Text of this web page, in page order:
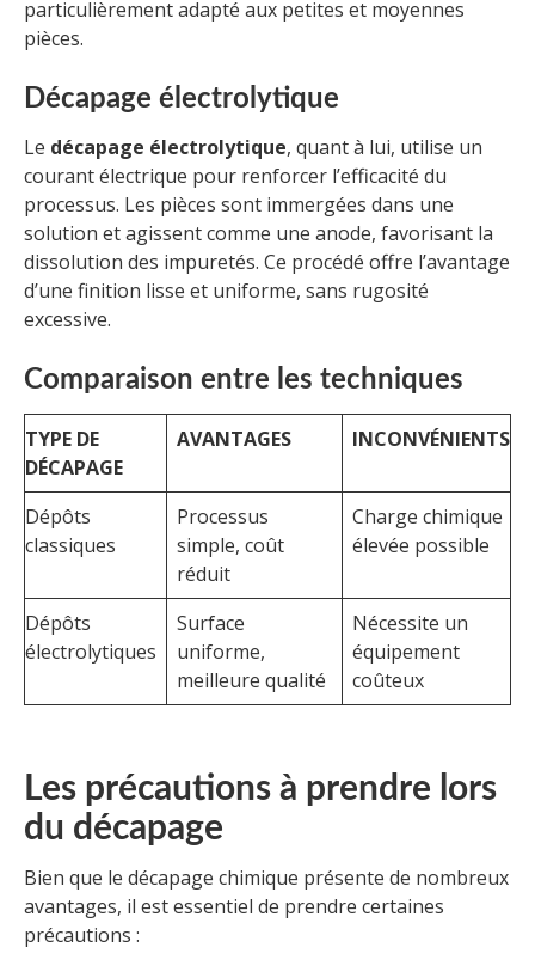
particulièrement adapté aux petites et moyennes
pièces.
Décapage électrolytique
Le décapage électrolytique, quant à lui, utilise un
courant électrique pour renforcer l’efficacité du
processus. Les pièces sont immergées dans une
solution et agissent comme une anode, favorisant la
dissolution des impuretés. Ce procédé offre l’avantage
d’une finition lisse et uniforme, sans rugosité
excessive.
Comparaison entre les techniques
TYPE DE
DÉCAPAGE
AVANTAGES INCONVÉNIENTS
Dépôts
classiques
Processus
simple, coût
réduit
Charge chimique
élevée possible
Dépôts
électrolytiques
Surface
uniforme,
meilleure qualité
Nécessite un
équipement
coûteux
Les précautions à prendre lors
du décapage
Bien que le décapage chimique présente de nombreux
avantages, il est essentiel de prendre certaines
précautions :